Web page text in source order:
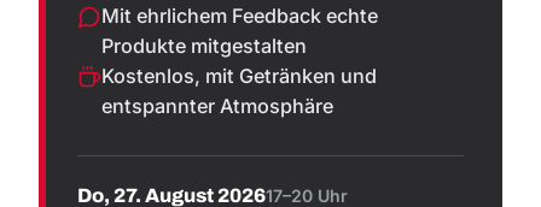
Mit ehrlichem Feedback echte
Produkte mitgestalten
Kostenlos, mit Getränken und
entspannter Atmosphäre
Do, 27. August 202617–20 Uhr